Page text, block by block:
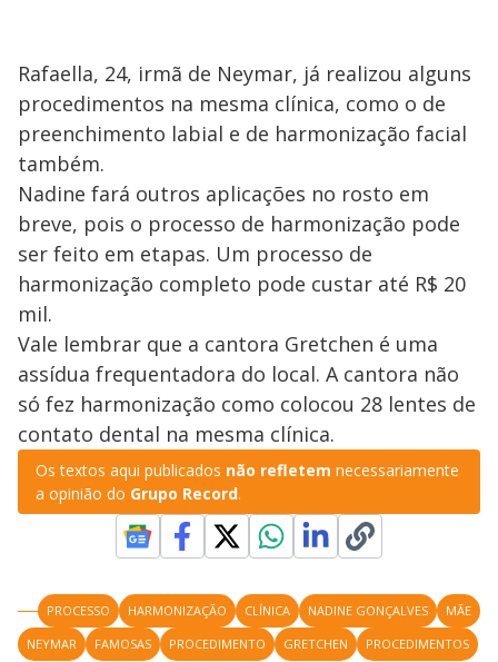
Rafaella, 24, irmã de Neymar, já realizou alguns
procedimentos na mesma clínica, como o de
preenchimento labial e de harmonização facial
também.
Nadine fará outros aplicações no rosto em
breve, pois o processo de harmonização pode
ser feito em etapas. Um processo de
harmonização completo pode custar até R$ 20
mil.
Vale lembrar que a cantora Gretchen é uma
assídua frequentadora do local. A cantora não
só fez harmonização como colocou 28 lentes de
contato dental na mesma clínica.
Os textos aqui publicados não refletem necessariamente
a opinião do Grupo Record.
PROCESSO HARMONIZAÇÃO CLÍNICA NADINE GONÇALVES
MÃE
NEYMAR
FAMOSAS PROCEDIMENTO GRETCHEN PROCEDIMENTOS